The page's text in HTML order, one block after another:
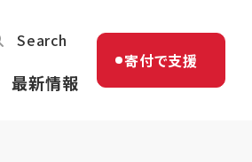
Search
最新情報
寄付で支援